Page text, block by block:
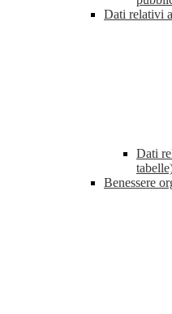
Dati relativi
Dati
Benessere